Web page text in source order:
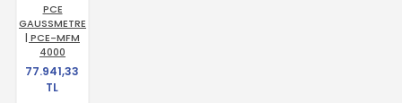
PCE
GAUSSMETRE
| PCE-MFM
4000
77.941,33
TL